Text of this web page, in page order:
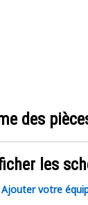
des
les
Ajouter votre